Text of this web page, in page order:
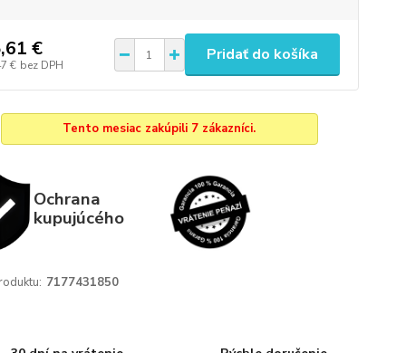
€
€ bez DPH
Pridať do košíka
Tento mesiac zakúpili 7 zákazníci.
Ochrana
kupujúcého
7177431850